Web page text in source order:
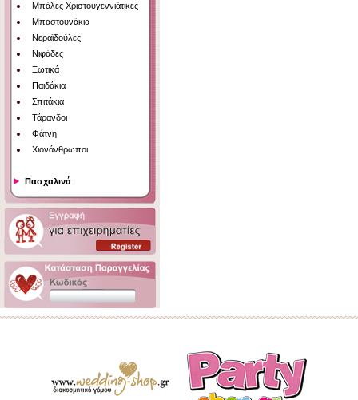
Μπάλες Χριστουγεννιάτικες
Μπαστουνάκια
Νεραϊδούλες
Νιφάδες
Ξωτικά
Παιδάκια
Σπιτάκια
Τάρανδοι
Φάτνη
Χιονάνθρωποι
Πασχαλινά